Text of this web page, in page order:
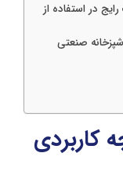
در استفاده از
صنعتی